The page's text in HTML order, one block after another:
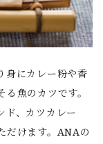
身にカレー粉や香
魚のカツです。
ド、カツカレー
だけます。ANAの